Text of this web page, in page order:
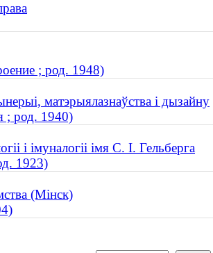
; род. 1948)
матэрыялазнаўства і дызайну
; род. 1940)
і імуналогіі імя С. І. Гельберга
1923)
(Мінск)